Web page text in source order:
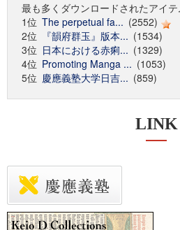
最も多くダウンロードされたアイテ
1位 The perpetual fa... (2552)
2位
『韻府群玉』版本... (1534)
3位 日本における赤痢... (1329)
4位 Promoting Manga ... (1053)
5位 慶應義塾大学日吉... (859)
LINK